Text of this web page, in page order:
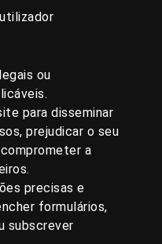
ou
para disseminar
prejudicar o seu
a
precisas e
formulários,
subscrever